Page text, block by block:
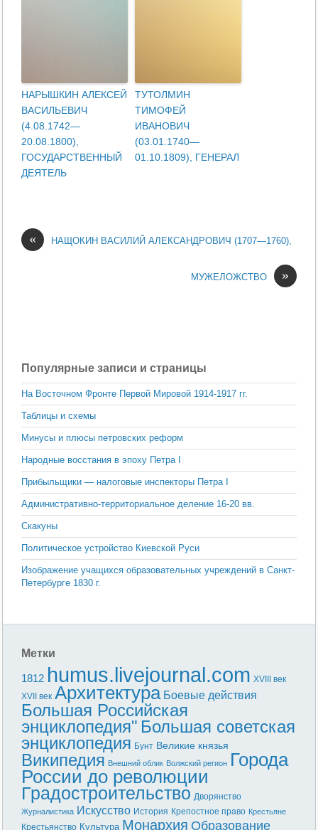
НАРЫШКИН АЛЕКСЕЙ
ВАСИЛЬЕВИЧ
(4.08.1742—
20.08.1800),
ГОСУДАРСТВЕННЫЙ
ДЕЯТЕЛЬ
ТУТОЛМИН
ТИМОФЕЙ
ИВАНОВИЧ
(03.01.1740—
01.10.1809), ГЕНЕРАЛ
« НАЩОКИН ВАСИЛИЙ АЛЕКСАНДРОВИЧ (1707—1760),
»
МУЖЕЛОЖСТВО
Популярные записи и страницы
На Восточном Фронте Первой Мировой 1914-1917 гг.
Таблицы и схемы
Минусы и плюсы петровских реформ
Народные восстания в эпоху Петра I
Прибыльщики — налоговые инспекторы Петра I
Административно-территориальное деление 16-20 вв.
Скакуны
Политическое устройство Киевской Руси
Изображение учащихся образовательных учреждений в Санкт-
Петербурге 1830 г.
Метки
1812 humus.livejournal.com XVIII век
XVII век Архитектура Боевые действия
Большая Российская
энциклопедия" Большая советская
энциклопедия Бунт Великие князья
Википедия Внешний облик Волжский регион Города
России до революции
Градостроительство Дворянство
Журналистика Искусство История Крепостное право Крестьяне
Крестьянство Культура Монархия Образование